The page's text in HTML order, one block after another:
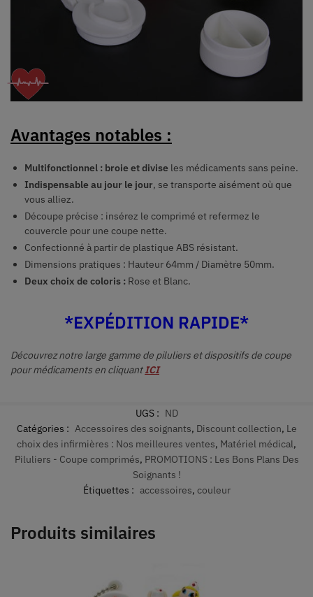
Avantages notables :
Multifonctionnel : broie et divise les médicaments sans peine.
Indispensable au jour le jour, se transporte aisément où que
vous alliez.
Découpe précise : insérez le comprimé et refermez le
couvercle pour une coupe nette.
Confectionné à partir de plastique ABS résistant.
Dimensions pratiques : Hauteur 64mm / Diamètre 50mm.
Deux choix de coloris : Rose et Blanc.
*EXPÉDITION RAPIDE*
Découvrez notre large gamme de piluliers et dispositifs de coupe
pour médicaments en cliquantICI
UGS : ND
Catégories : Accessoires des soignants, Discount collection, Le
choix des infirmières : Nos meilleures ventes, Matériel médical,
Piluliers - Coupe comprimés, PROMOTIONS : Les Bons Plans Des
Soignants !
Étiquettes : accessoires, couleur
Produits similaires